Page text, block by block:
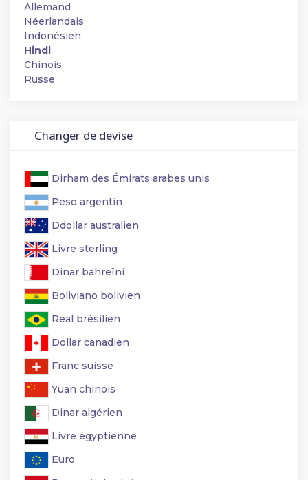
Allemand
Néerlandais
Indonésien
Hindi
Chinois
Russe
Changer de devise
Dirham des Émirats arabes unis
Peso argentin
Ddollar australien
Livre sterling
Dinar bahreïni
Boliviano bolivien
Real brésilien
Dollar canadien
Franc suisse
Yuan chinois
Dinar algérien
Livre égyptienne
Euro